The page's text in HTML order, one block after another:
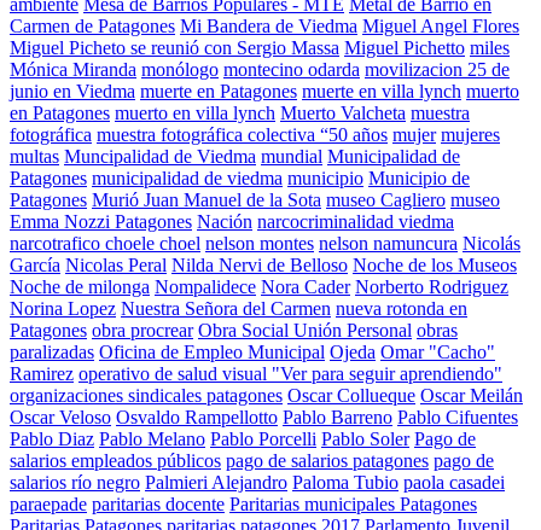
ambiente Mesa de Barrios Populares - MTE Metal de Barrio en
Carmen de Patagones Mi Bandera de Viedma Miguel Angel Flores
Miguel Picheto se reunió con Sergio Massa Miguel Pichetto miles
Mónica Miranda monólogo montecino odarda movilizacion 25 de
junio en Viedma muerte en Patagones muerte en villa lynch muerto
en Patagones muerto en villa lynch Muerto Valcheta muestra
fotográfica muestra fotográfica colectiva “50 años mujer mujeres
multas Muncipalidad de Viedma mundial Municipalidad de
Patagones municipalidad de viedma municipio Municipio de
Patagones Murió Juan Manuel de la Sota museo Cagliero museo
Emma Nozzi Patagones Nación narcocriminalidad viedma
narcotrafico choele choel nelson montes nelson namuncura Nicolás
García Nicolas Peral Nilda Nervi de Belloso Noche de los Museos
Noche de milonga Nompalidece Nora Cader Norberto Rodriguez
Norina Lopez Nuestra Señora del Carmen nueva rotonda en
Patagones obra procrear Obra Social Unión Personal obras
paralizadas Oficina de Empleo Municipal Ojeda Omar "Cacho"
Ramirez operativo de salud visual "Ver para seguir aprendiendo"
organizaciones sindicales patagones Oscar Collueque Oscar Meilán
Oscar Veloso Osvaldo Rampellotto Pablo Barreno Pablo Cifuentes
Pablo Diaz Pablo Melano Pablo Porcelli Pablo Soler Pago de
salarios empleados públicos pago de salarios patagones pago de
salarios río negro Palmieri Alejandro Paloma Tubio paola casadei
paraepade paritarias docente Paritarias municipales Patagones
Paritarias Patagones paritarias patagones 2017 Parlamento Juvenil